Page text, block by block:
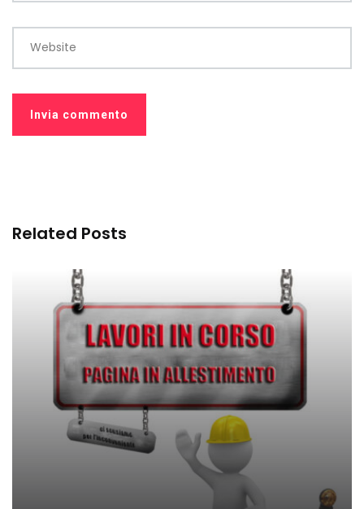
Website
Related Posts